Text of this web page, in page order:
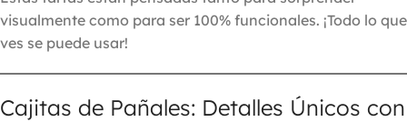
visualmente como para ser 100% funcionales. ¡Todo lo que
ves se puede usar!
Cajitas de Pañales: Detalles Únicos con